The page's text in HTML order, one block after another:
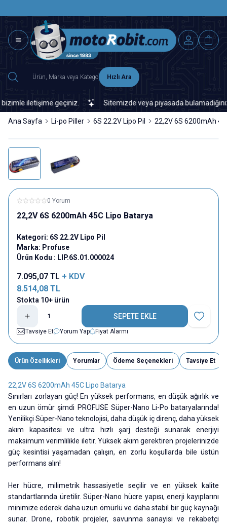
Hızlı Ara
iletişime geçiniz. Sitemizde veya piyasada bulamadığınız
Ana Sayfa Li-po Piller 6S 22.2V Lipo Pil 22,2V 6S 6200mAh
0 Yorum
22,2V 6S 6200mAh 45C Lipo Batarya
Kategori: 6S 22.2V Lipo Pil
Marka: Profuse
Ürün Kodu : LIP.6S.01.000024
7.095,07 TL + KDV
8.514,08 TL
Stokta 10+ ürün
SEPETE EKLE
Favoriye
Tavsiye Et
Yorum Yap Fiyat Alarmı
Ürün Özellikleri Yorumlar Ödeme Seçenekleri Tavsiye Et
22,2V 6S 6200mAh 45C Lipo Batarya
Sınırları zorlayan güç! En yüksek performans, en düşük ağırlık ve
en uzun ömür şimdi PROFUSE Süper-Nano Li-Po bataryalarında!
Yenilikçi Süper-Nano teknolojisi, daha düşük iç direnç, daha yüksek
akım kapasitesi ve ultra hızlı şarj desteği sunarak enerjiyi
maksimum verimlilikle iletir. Yüksek akım gerektiren projelerinizde
güç kesintisi yaşamadan çalışın, en zorlu koşullarda bile üstün
performans alın!
Her hücre, milimetrik hassasiyetle seçilir ve en yüksek kalite
standartlarında üretilir. Süper-Nano hücre yapısı, enerji kayıplarını
minimize ederek daha uzun ömürlü ve daha stabil bir güç kaynağı
sunar. Drone, robotik projeler, savunma sanayisi ve rekabetçi